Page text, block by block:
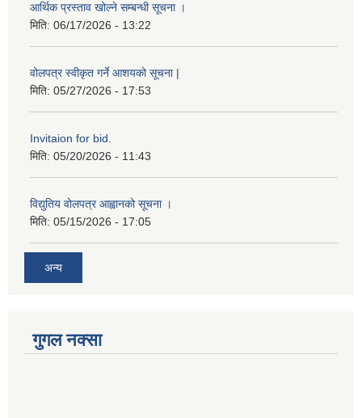
आर्थिक प्रस्ताव खोल्ने सम्बन्धी सूचना ।
मिति: 06/17/2026 - 13:22
वोलपत्र स्वीकृत गर्ने आशयको सूचना |
मिति: 05/27/2026 - 17:53
Invitaion for bid.
मिति: 05/20/2026 - 11:43
विद्युतिय वोलपत्र आह्वानको सूचना ।
मिति: 05/15/2026 - 17:05
अन्य
गुगल नक्सा